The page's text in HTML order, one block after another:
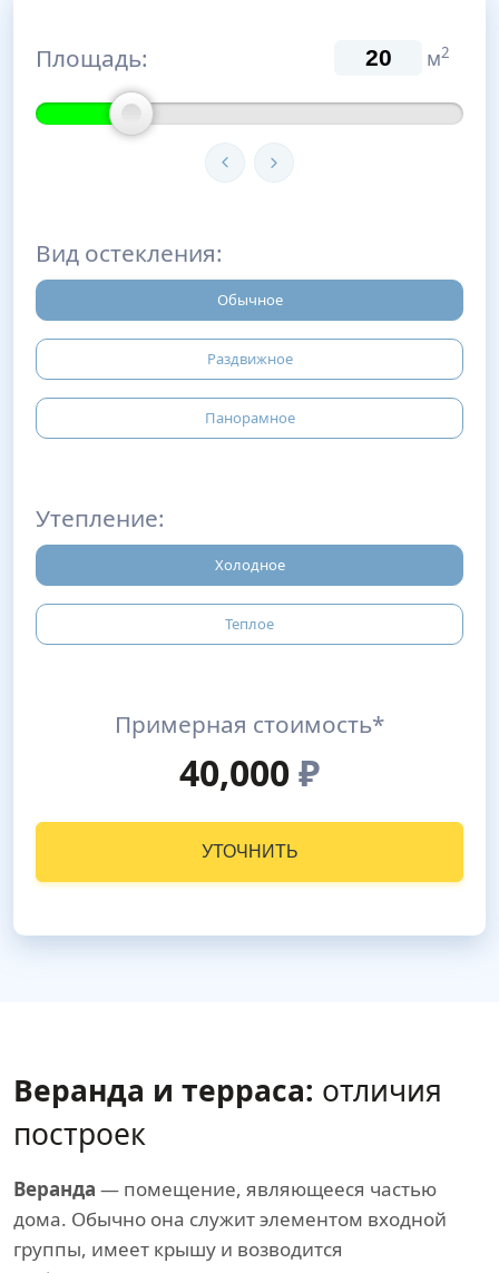
Площадь: м2
Вид остекления:
Обычное
Раздвижное
Панорамное
Утепление:
Холодное
Теплое
Примерная стоимость*
40,000₽
УТОЧНИТЬ
Веранда и терраса: отличия
построек
Веранда — помещение, являющееся частью
дома. Обычно она служит элементом входной
группы, имеет крышу и возводится